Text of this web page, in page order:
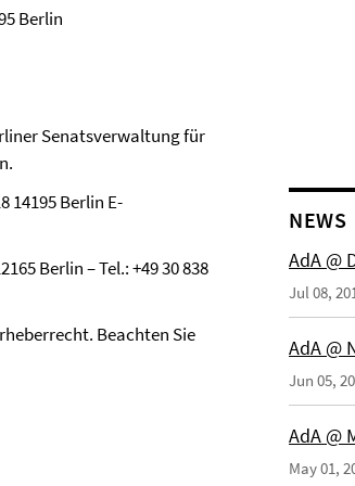
Berlin
Senatsverwaltung für
14195 Berlin E-
Berlin – Tel.:+49 30 838
Beachten Sie
NEWS
AdA @
Jul 08,
AdA @
Jun 05,
AdA @
May 01,